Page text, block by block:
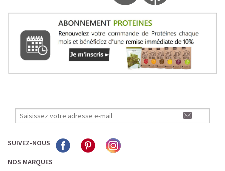
SUIVEZ-NOUS
NOS MARQUES